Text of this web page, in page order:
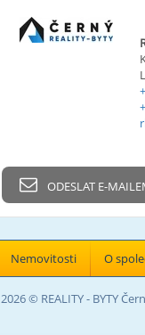
ODESLAT E-
Nemovitosti O
2026 © REALITY - BYTY